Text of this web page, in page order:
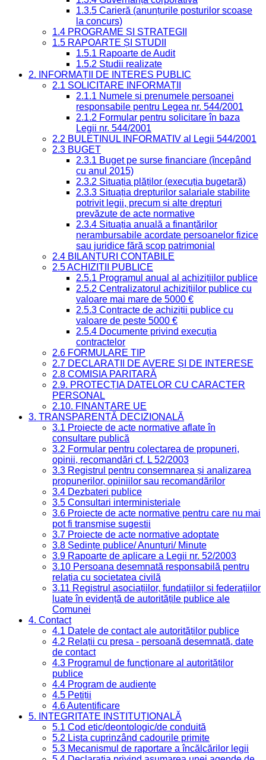
1.3.5 Carieră (anunțurile posturilor scoase
la concurs)
1.4 PROGRAME ȘI STRATEGII
1.5 RAPOARTE ȘI STUDII
1.5.1 Rapoarte de Audit
1.5.2 Studii realizate
2. INFORMAȚII DE INTERES PUBLIC
2.1 SOLICITARE INFORMAȚII
2.1.1 Numele și prenumele persoanei
responsabile pentru Legea nr. 544/2001
2.1.2 Formular pentru solicitare în baza
Legii nr. 544/2001
2.2 BULETINUL INFORMATIV al Legii 544/2001
2.3 BUGET
2.3.1 Buget pe surse financiare (începând
cu anul 2015)
2.3.2 Situația plăților (execuția bugetară)
2.3.3 Situația drepturilor salariale stabilite
potrivit legii, precum și alte drepturi
prevăzute de acte normative
2.3.4 Situația anuală a finanțărilor
nerambursabile acordate persoanelor fizice
sau juridice fără scop patrimonial
2.4 BILANȚURI CONTABILE
2.5 ACHIZIȚII PUBLICE
2.5.1 Programul anual al achizițiilor publice
2.5.2 Centralizatorul achizițiilor publice cu
valoare mai mare de 5000 €
2.5.3 Contracte de achiziții publice cu
valoare de peste 5000 €
2.5.4 Documente privind execuția
contractelor
2.6 FORMULARE TIP
2.7 DECLARAȚII DE AVERE ȘI DE INTERESE
2.8 COMISIA PARITARĂ
2.9. PROTECȚIA DATELOR CU CARACTER
PERSONAL
2.10. FINANȚARE UE
3. TRANSPARENȚĂ DECIZIONALĂ
3.1 Proiecte de acte normative aflate în
consultare publică
3.2 Formular pentru colectarea de propuneri,
opinii, recomandări cf. L 52/2003
3.3 Registrul pentru consemnarea și analizarea
propunerilor, opiniilor sau recomandărilor
3.4 Dezbateri publice
3.5 Consultari interministeriale
3.6 Proiecte de acte normative pentru care nu mai
pot fi transmise sugestii
3.7 Proiecte de acte normative adoptate
3.8 Ședințe publice/ Anunțuri/ Minute
3.9 Rapoarte de aplicare a Legii nr. 52/2003
3.10 Persoana desemnată responsabilă pentru
relația cu societatea civilă
3.11 Registrul asociațiilor, fundațiilor și federațiilor
luate în evidență de autoritățile publice ale
Comunei
4. Contact
4.1 Datele de contact ale autorităților publice
4.2 Relații cu presa - persoană desemnată, date
de contact
4.3 Programul de funcționare al autorităților
publice
4.4 Program de audiențe
4.5 Petiții
4.6 Autentificare
5. INTEGRITATE INSTITUȚIONALĂ
5.1 Cod etic/deontologic/de conduită
5.2 Lista cuprinzând cadourile primite
5.3 Mecanismul de raportare a încălcărilor legii